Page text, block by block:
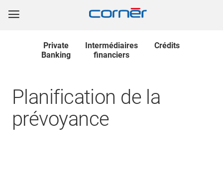
Private
Banking
Intermédiaires
financiers
Crédits
Planification de la
prévoyance